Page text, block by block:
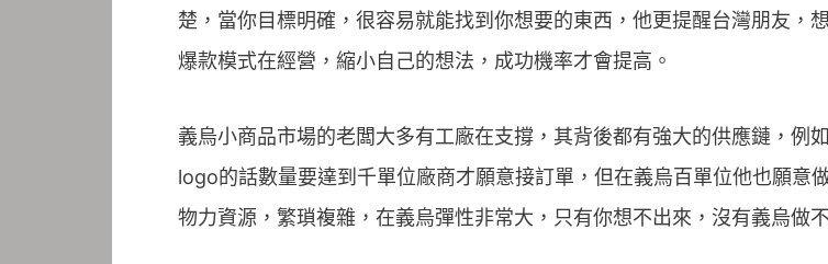
楚，當你目標明確，很容易就能找到你想要的東西，他更提醒台灣朋友，
爆款模式在經營，縮小自己的想法，成功機率才會提高。
義烏小商品市場的老闆大多有工廠在支撐，其背後都有強大的供應鏈，例
logo的話數量要達到千單位廠商才願意接訂單，但在義烏百單位他也願意
物力資源，繁瑣複雜，在義烏彈性非常大，只有你想不出來，沒有義烏做